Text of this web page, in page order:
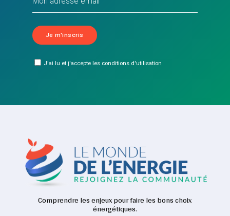
J'ai lu et j'accepte les conditions d'utilisation
Comprendre les enjeux pour faire les bons choix
énergétiques.